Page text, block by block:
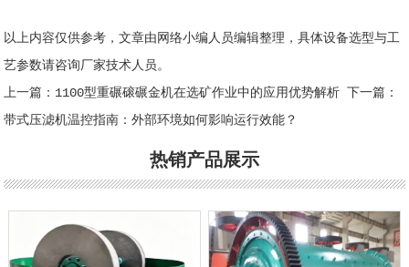
以上内容仅供参考，文章由网络小编人员编辑整理，具体设备选型与工
艺参数请咨询厂家技术人员。
上一篇： 1100型重碾磙碾金机在选矿作业中的应用优势解析 下一篇：
带式压滤机温控指南：外部环境如何影响运行效能？
热销产品展示